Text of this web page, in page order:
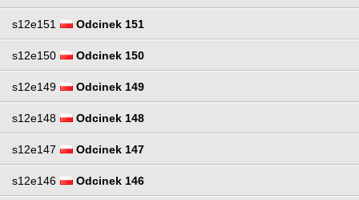
s12e151 Odcinek 151
s12e150 Odcinek 150
s12e149 Odcinek 149
s12e148 Odcinek 148
s12e147 Odcinek 147
s12e146 Odcinek 146